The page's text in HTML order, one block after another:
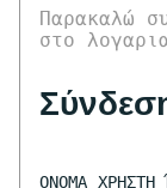
Παρακαλώ
στο
ΌΝΟΜΑ ΧΡΉΣΤΗ